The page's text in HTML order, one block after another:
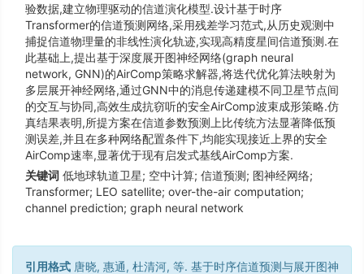
验数据,建立物理驱动的信道演化模型.设计基于时序
Transformer的信道预测网络,采用残差学习范式,从历史观测中
捕捉信道物理量的非线性演化轨迹,实现高精度星间信道预测.在
此基础上,提出基于深度展开图神经网络(graph neural
network, GNN)的AirComp策略求解器,将迭代优化算法映射为
多层展开神经网络,通过GNN中的消息传递建模不同卫星节点间
的交互与协同,高效生成抗窃听的安全AirComp波束成形策略.仿
真结果表明,所提方案在信道参数预测上比传统方法显著降低预
测误差,并且在多种网络配置条件下,均能实现接近上界的安全
AirComp速率,显著优于现有启发式基线AirComp方案.
关键词 低地球轨道卫星; 空中计算; 信道预测; 图神经网络;
Transformer; LEO satellite; over-the-air computation;
channel prediction; graph neural network
引用格式 唐晓, 惠通, 杜清河, 等. 基于时序信道预测与展开图神